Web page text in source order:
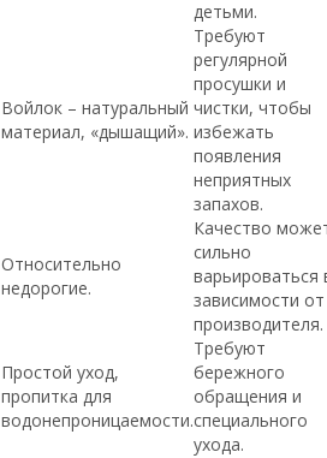
детьми.
Войлок – натуральный
материал, «дышащий».
Требуют
регулярной
просушки и
чистки, чтобы
избежать
появления
неприятных
запахов.
Относительно
недорогие.
Качество
сильно
варьироваться
зависимости от
производителя.
Простой уход,
пропитка для
водонепроницаемости.
Требуют
бережного
обращения и
специального
ухода.